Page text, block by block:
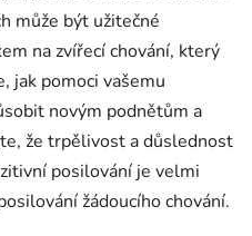
může být užitečné
na zvířecí chování, který
jak pomoci vašemu
novým podnětům a
že trpělivost a důslednost
posilování je velmi
žádoucího chování.